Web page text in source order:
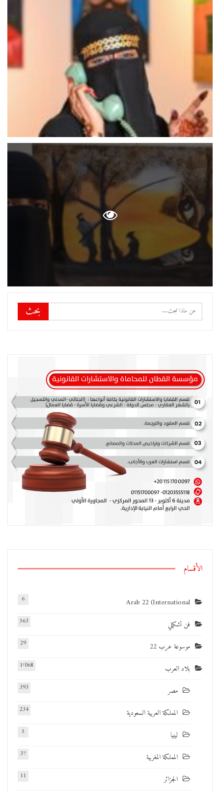
الأقسام
Arab 22 (International
6
فن تشكيلي 563
موسوعة عرب 22 29
بلاد العرب 1٬068
مصر 393
المملكة العربية السعودية 234
ليبيا 5
المملكة المغربية 37
الجزائر 11